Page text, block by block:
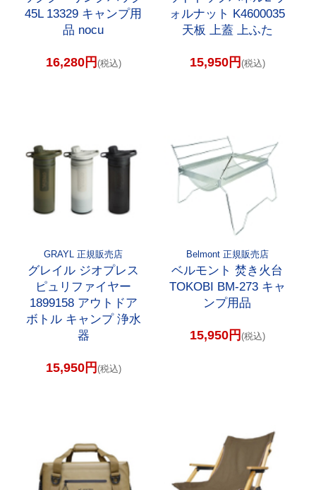
45L 13329 キャンプ用
品 nocu
16,280円 (税込)
ォルナット K4600035
天板 上蓋 上ふた
15,950円 (税込)
GRAYL 正規販売店
グレイル ジオプレス
ピュリファイヤー
1899158 アウトドア
ボトル キャンプ 浄水
器
15,950円 (税込)
Belmont 正規販売店
ベルモント 焚き火台
TOKOBI BM-273 キャ
ンプ用品
15,950円 (税込)